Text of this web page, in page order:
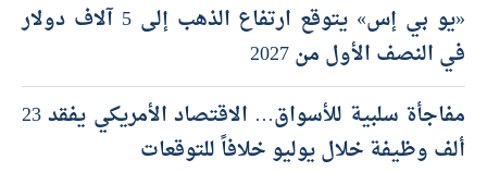
«يو بي إس» يتوقع ارتفاع الذهب إلى 5 آلاف دولار
في النصف الأول من 2027
مفاجأة سلبية للأسواق… الاقتصاد الأمريكي يفقد 23
ألف وظيفة خلال يوليو خلافاً للتوقعات